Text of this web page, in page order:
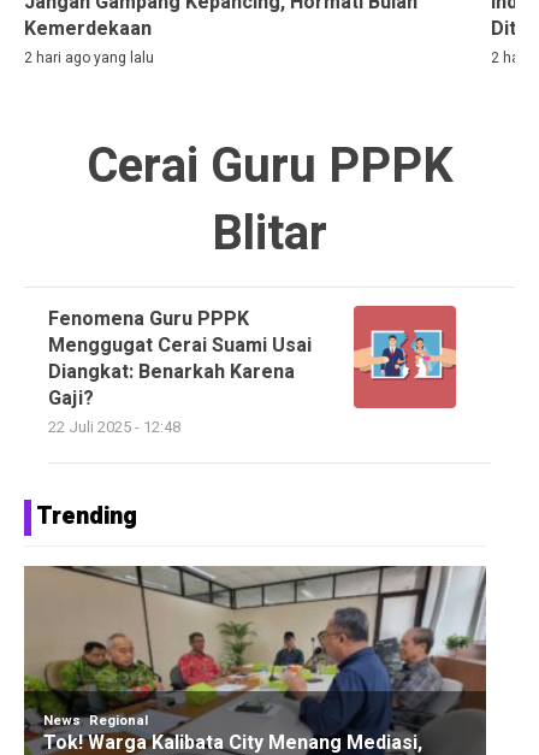
Kemerdekaan
2 hari ago yang lalu 2 hari
Cerai Guru PPPK
Blitar
Fenomena Guru PPPK
Menggugat Cerai Suami Usai
Diangkat: Benarkah Karena
Gaji?
22 Juli 2025 - 12:48
Trending